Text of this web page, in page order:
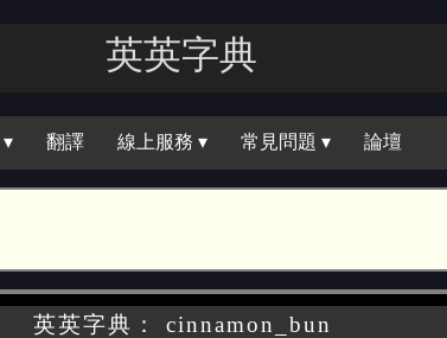
英英字典
翻譯 線上服務 ▾ 常見問題 ▾ 論壇
英英字典： cinnamon_bun